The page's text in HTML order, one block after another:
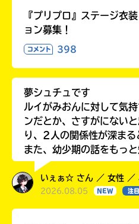
『プリプロ』ステージ衣
ョン募集！
コメント 398
夢シュチュです
ルイがみおんに対して気
ンだとか、さすがにない
り、2人の関係性が深まる
また、幼少期の話をもっと
いぇぁ☆ さん ／ 女性 ／
2026.08.05 NEW 注